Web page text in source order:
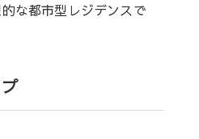
な都市型レジデンスで